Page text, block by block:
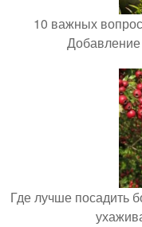
10 важных
Добавление
Где лучше посадить